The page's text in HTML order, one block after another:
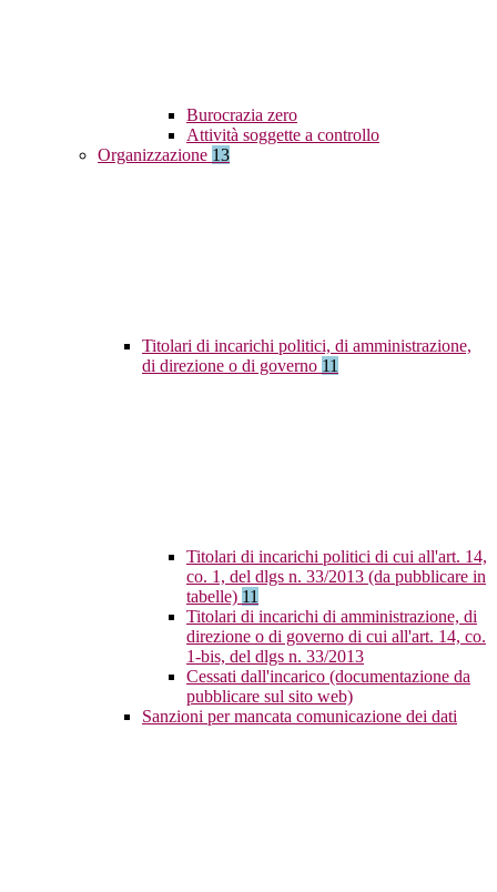
Burocrazia zero
Attività soggette a controllo
Organizzazione 13
Titolari di incarichi politici, di amministrazione,
di direzione o di governo 11
Titolari di incarichi politici di cui all'art. 14,
co. 1, del dlgs n. 33/2013 (da pubblicare in
tabelle) 11
Titolari di incarichi di amministrazione, di
direzione o di governo di cui all'art. 14, co.
1-bis, del dlgs n. 33/2013
Cessati dall'incarico (documentazione da
pubblicare sul sito web)
Sanzioni per mancata comunicazione dei dati